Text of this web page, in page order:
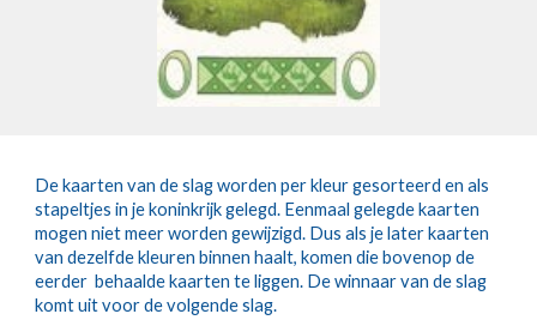
De kaarten van de slag worden per kleur gesorteerd en als
stapeltjes in je koninkrijk gelegd. Eenmaal gelegde kaarten
mogen niet meer worden gewijzigd. Dus als je later kaarten
van dezelfde kleuren binnen haalt, komen die bovenop de
eerder behaalde kaarten te liggen. De winnaar van de slag
komt uit voor de volgende slag.